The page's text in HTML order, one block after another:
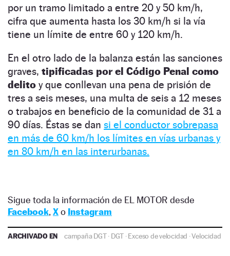
por un tramo limitado a entre 20 y 50 km/h,
cifra que aumenta hasta los 30 km/h si la vía
tiene un límite de entre 60 y 120 km/h.
En el otro lado de la balanza están las sanciones
graves, tipificadas por el Código Penal como
delito y que conllevan una pena de prisión de
tres a seis meses, una multa de seis a 12 meses
o trabajos en beneficio de la comunidad de 31 a
90 días. Éstas se dan si el conductor sobrepasa
en más de 60 km/h los límites en vías urbanas y
en 80 km/h en las interurbanas.
Sigue toda la información de EL MOTOR desde
Facebook, Xo Instagram
ARCHIVADO EN campaña DGT· DGT ·Exceso de velocidad ·Velocidad